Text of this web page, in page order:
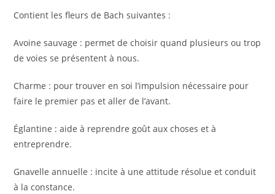
Contient les fleurs de Bach suivantes :
Avoine sauvage : permet de choisir quand plusieurs ou trop
de voies se présentent à nous.
Charme : pour trouver en soi l’impulsion nécessaire pour
faire le premier pas et aller de l’avant.
Églantine : aide à reprendre goût aux choses et à
entreprendre.
Gnavelle annuelle : incite à une attitude résolue et conduit
à la constance.